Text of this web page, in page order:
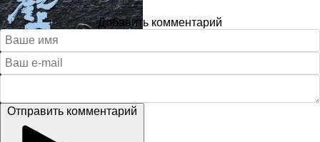
Добавить комментарий
Отправить комментарий